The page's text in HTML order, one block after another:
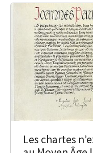
Les chartes